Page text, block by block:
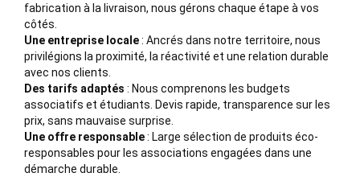
fabrication à la livraison, nous gérons chaque étape à vos
côtés.
Une entreprise locale: Ancrés dans notre territoire, nous
privilégions la proximité, la réactivité et une relation durable
avec nos clients.
Des tarifs adaptés : Nous comprenons les budgets
associatifs et étudiants. Devis rapide, transparence sur les
prix, sans mauvaise surprise.
Une offre responsable: Large sélection de produits éco-
responsables pour les associations engagées dans une
démarche durable.